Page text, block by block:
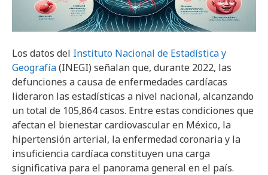
Los datos del Instituto Nacional de Estadística y
Geografía(INEGI) señalan que, durante 2022, las
defunciones a causa de enfermedades cardíacas
lideraron las estadísticas a nivel nacional, alcanzando
un total de 105,864 casos. Entre estas condiciones que
afectan el bienestar cardiovascular en México, la
hipertensión arterial, la enfermedad coronaria y la
insuficiencia cardíaca constituyen una carga
significativa para el panorama general en el país.